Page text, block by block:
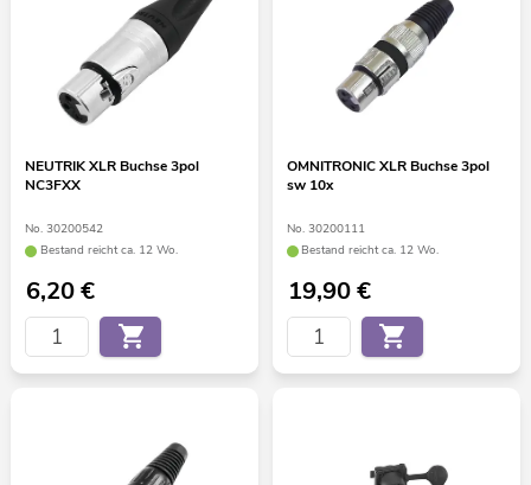
NEUTRIK XLR Buchse 3pol
NC3FXX
No. 30200542
Bestand reicht ca. 12 Wo.
6,20€
OMNITRONIC XLR Buchse 3pol
sw 10x
No. 30200111
Bestand reicht ca. 12 Wo.
19,90€